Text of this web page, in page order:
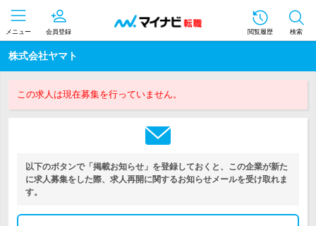
メニュー 会員登録 閲覧履歴 検索
株式会社ヤマト
この求人は現在募集を行っていません。
以下のボタンで「掲載お知らせ」を登録しておくと、この企業が新た
に求人募集をした際、求人再開に関するお知らせメールを受け取れま
す。